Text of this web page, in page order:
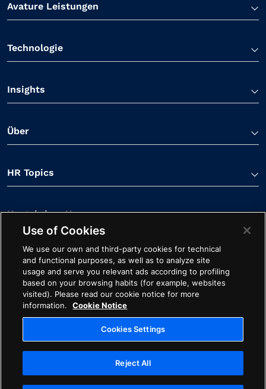
Avature Leistungen
Technologie
Insights
Über
HR Topics
Kontaktiere Uns
Linkedin Verknüpfung
Spotify Verknüpfung
Youtube Verknüpfung
Apple Podcasts
Facebook
Ethik
Datenschutz Rechtliches
Cookies Settings
Use of Cookies
We use our own and third-party cookies for technical
and functional purposes, as well as to analyze site
usage and serve you relevant ads according to profiling
based on your browsing habits (for example, websites
visited). Please read our cookie notice for more
information.
Cookie Notice
Cookies Settings
Reject All